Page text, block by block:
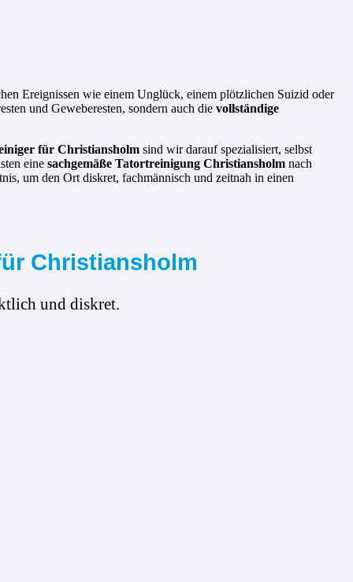
Ereignissen wie einem Unglück, einem plötzlichen Suizid oder
und Geweberesten, sondern auch die vollständige
für Christiansholm sind wir darauf spezialisiert, selbst
eine sachgemäße Tatortreinigung Christiansholm nach
um den Ort diskret, fachmännisch und zeitnah in einen
Christiansholm
und diskret.